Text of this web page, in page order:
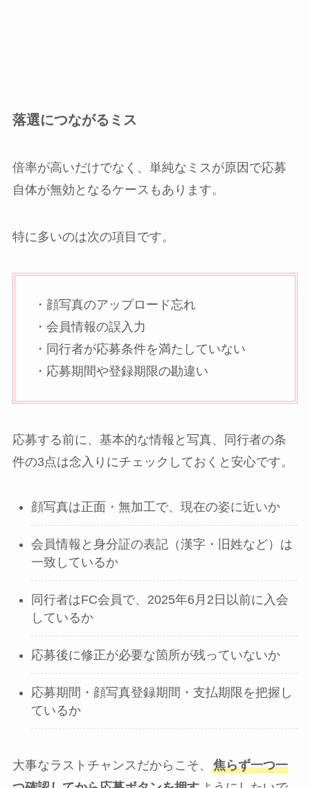
落選につながるミス
倍率が高いだけでなく、単純なミスが原因で応募
自体が無効となるケースもあります。
特に多いのは次の項目です。
・顔写真のアップロード忘れ
・会員情報の誤入力
・同行者が応募条件を満たしていない
・応募期間や登録期限の勘違い
応募する前に、基本的な情報と写真、同行者の条
件の3点は念入りにチェックしておくと安心です。
顔写真は正面・無加工で、現在の姿に近いか
会員情報と身分証の表記（漢字・旧姓など）は
一致しているか
同行者はFC会員で、2025年6月2日以前に入会
しているか
応募後に修正が必要な箇所が残っていないか
応募期間・顔写真登録期間・支払期限を把握し
ているか
大事なラストチャンスだからこそ、 焦らず一つ一